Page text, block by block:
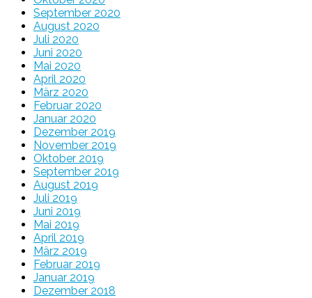
September 2020
August 2020
Juli 2020
Juni 2020
Mai 2020
April 2020
März 2020
Februar 2020
Januar 2020
Dezember 2019
November 2019
Oktober 2019
September 2019
August 2019
Juli 2019
Juni 2019
Mai 2019
April 2019
März 2019
Februar 2019
Januar 2019
Dezember 2018